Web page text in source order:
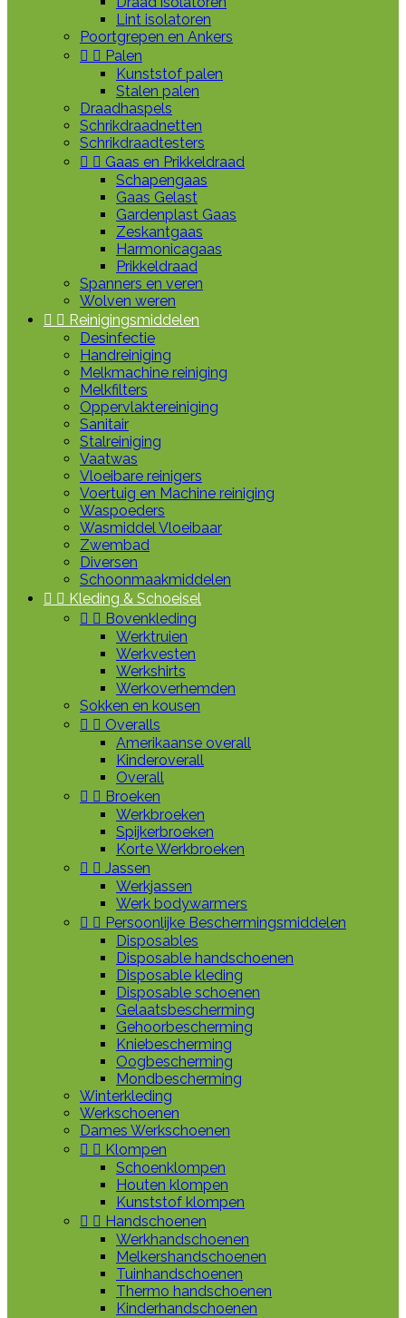
Lint isolatoren
Poortgrepen en Ankers
  Palen
Kunststof palen
Stalen palen
Draadhaspels
Schrikdraadnetten
Schrikdraadtesters
  Gaas en Prikkeldraad
Schapengaas
Gaas Gelast
Gardenplast Gaas
Zeskantgaas
Harmonicagaas
Prikkeldraad
Spanners en veren
Wolven weren
  Reinigingsmiddelen
Desinfectie
Handreiniging
Melkmachine reiniging
Melkfilters
Oppervlaktereiniging
Sanitair
Stalreiniging
Vaatwas
Vloeibare reinigers
Voertuig en Machine reiniging
Waspoeders
Wasmiddel Vloeibaar
Zwembad
Diversen
Schoonmaakmiddelen
  Kleding & Schoeisel
  Bovenkleding
Werktruien
Werkvesten
Werkshirts
Werkoverhemden
Sokken en kousen
  Overalls
Amerikaanse overall
Kinderoverall
Overall
  Broeken
Werkbroeken
Spijkerbroeken
Korte Werkbroeken
  Jassen
Werkjassen
Werk bodywarmers
  Persoonlijke Beschermingsmiddelen
Disposables
Disposable handschoenen
Disposable kleding
Disposable schoenen
Gelaatsbescherming
Gehoorbescherming
Kniebescherming
Oogbescherming
Mondbescherming
Winterkleding
Werkschoenen
Dames Werkschoenen
  Klompen
Schoenklompen
Houten klompen
Kunststof klompen
  Handschoenen
Werkhandschoenen
Melkershandschoenen
Tuinhandschoenen
Thermo handschoenen
Kinderhandschoenen